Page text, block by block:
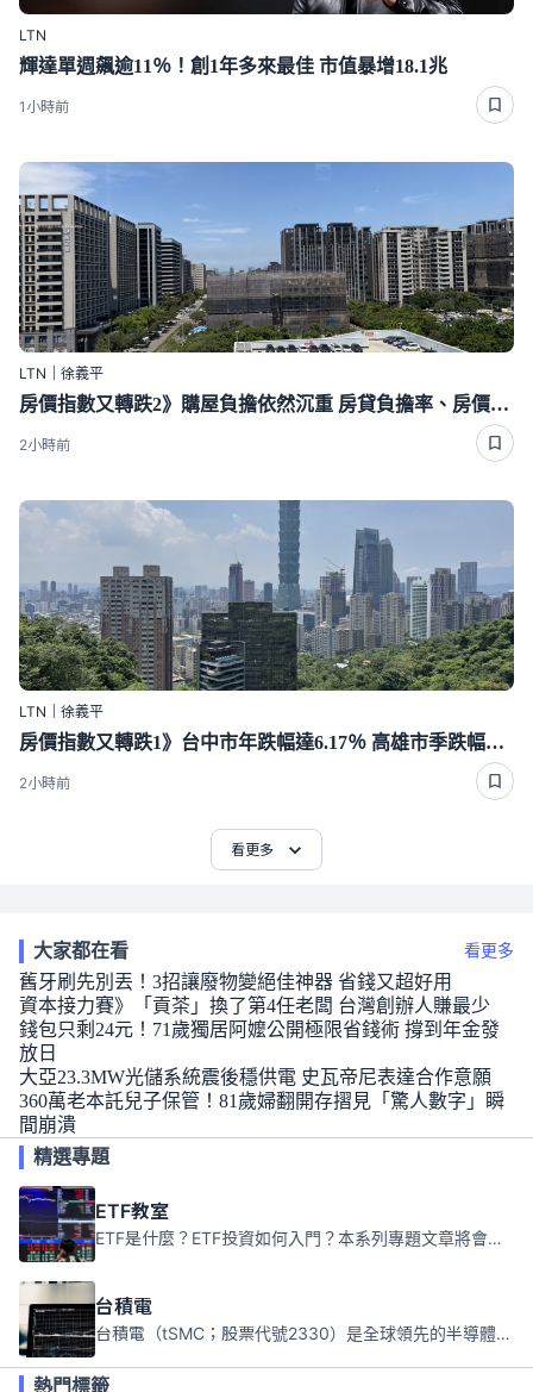
LTN
輝達單週飆逾11％！創1年多來最佳 市值暴增18.1兆
1小時前
LTN｜徐義平
房價指數又轉跌2》購屋負擔依然沉重 房貸負擔率、房價所得比均加重
2小時前
LTN｜徐義平
房價指數又轉跌1》台中市年跌幅達6.17％ 高雄市季跌幅最高
2小時前
看更多
大家都在看 看更多
舊牙刷先別丟！3招讓廢物變絕佳神器 省錢又超好用
資本接力賽》「貢茶」換了第4任老闆 台灣創辦人賺最少
錢包只剩24元！71歲獨居阿嬤公開極限省錢術 撐到年金發
放日
大亞23.3MW光儲系統震後穩供電 史瓦帝尼表達合作意願
360萬老本託兒子保管！81歲婦翻開存摺見「驚人數字」瞬
間崩潰
精選專題
ETF教室
ETF是什麼？ETF投資如何入門？本系列專題文章將會告訴你新手必須知道的ETF基礎知識。
台積電
台積電（tSMC；股票代號2330）是全球領先的半導體代工公司，成立於1987年，總部位於台灣新竹。且已於美國、日本、德國及中國設廠，台積電是全球首家專業積體電路製造服務公司，也是全球最先進和最大規模的半導體代工廠。
熱門標籤